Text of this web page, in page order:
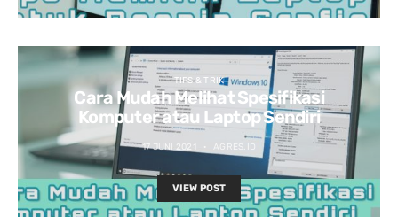
TIPS & TRIK
Cara Mudah Melihat Spesifikasi
Komputer atau Laptop Sendiri
17 JUNI 2021 AGRES.ID
VIEW POST